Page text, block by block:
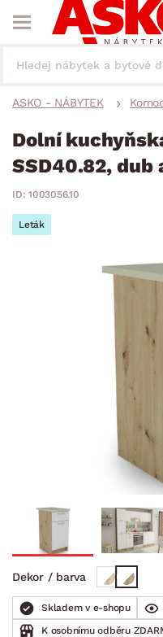
ASKO - NÁBYTEK
Dolní
SSD40.82,
ID: 1003056.10
Leták
Dekor / barva
Skladem v e-shopu
K osobnímu odběru